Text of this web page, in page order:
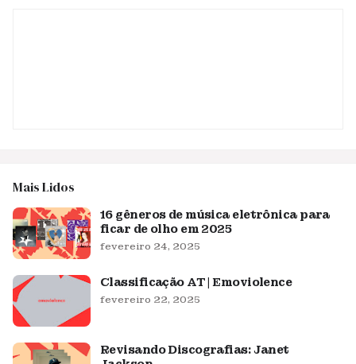
Mais Lidos
16 gêneros de música eletrônica para
ficar de olho em 2025
fevereiro 24, 2025
Classificação AT | Emoviolence
fevereiro 22, 2025
Revisando Discografias: Janet